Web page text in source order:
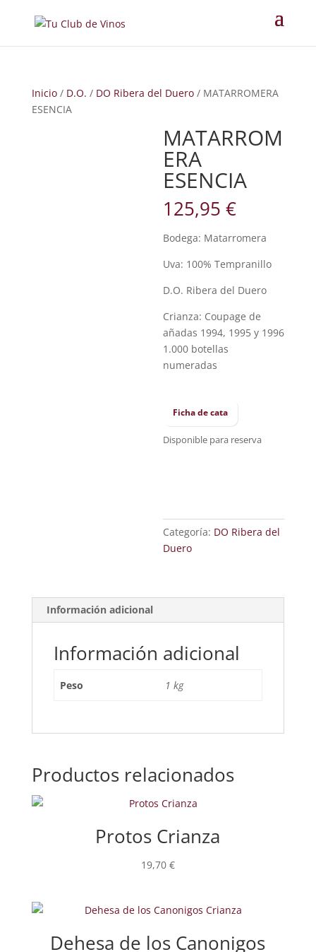
Inicio/ D.O. / DO Ribera del Duero/ MATARROMERA
ESENCIA
MATARROM
ERA
ESENCIA
125,95€
Bodega: Matarromera
Uva: 100% Tempranillo
D.O. Ribera del Duero
Crianza: Coupage de
añadas 1994, 1995 y 1996
1.000 botellas
numeradas
Ficha de cata
Disponible para reserva
Categoría: DO Ribera del
Duero
Información adicional
Información adicional
Peso 1 kg
Productos relacionados
Protos Crianza
19,70 €
Dehesa de los Canonigos